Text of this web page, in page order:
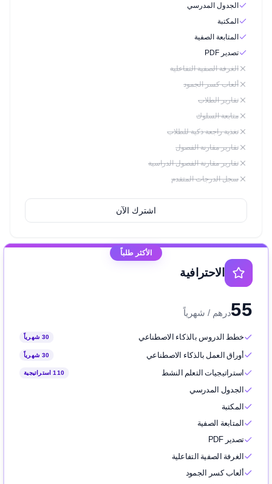
الجدول المدرسي
المكتبة
المتابعة الصفية
تصدير PDF
الغرفة الصفية التفاعلية
ألعاب كسر الجمود
تقارير الطلاب
متابعة السلوك
تغذية راجعة ذكية للطلاب
تقارير مقارنة الفصول
تقارير مقارنة الفصول الدراسية
سجل الدرجات المتقدم
اشترك الآن
الأكثر طلباً
الاحترافية
55درهم / شهرياً
خطط الدروس بالذكاء الاصطناعي 30 شهرياً
أوراق العمل بالذكاء الاصطناعي 30 شهرياً
استراتيجيات التعلم النشط 110 استراتيجية
الجدول المدرسي
المكتبة
المتابعة الصفية
تصدير PDF
الغرفة الصفية التفاعلية
ألعاب كسر الجمود